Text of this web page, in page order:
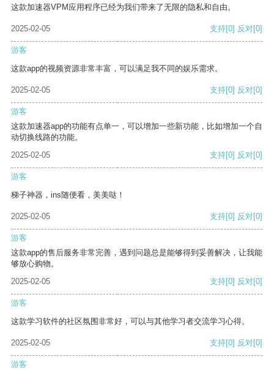
这款加速器VPM应用程序已经为我们带来了无限的隐私和自由。
2025-02-05 支持[0] 反对[0]
游客
这款app的视频资源非常丰富，可以满足我不同的娱乐需求。
2025-02-05 支持[0] 反对[0]
游客
这款加速器app的功能有点单一，可以增加一些新功能，比如增加一个自
动切换线路的功能。
2025-02-05
支持[0] 反对[0]
游客
梯子神器，ins随便看，美美哒！
2025-02-05 支持[0] 反对[0]
游客
这款app的售后服务非常完善，遇到问题总是能够得到妥善解决，让我能
够放心购物。
2025-02-05
支持[0] 反对[0]
游客
这款学习软件的社区氛围非常好，可以与其他学习者交流学习心得。
2025-02-05 支持[0] 反对[0]
游客